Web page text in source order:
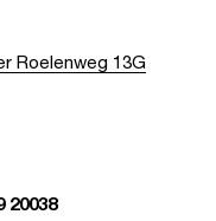
Roelenweg 13G
20038